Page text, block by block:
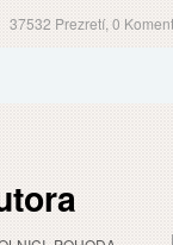
37532 Prezretí, 0